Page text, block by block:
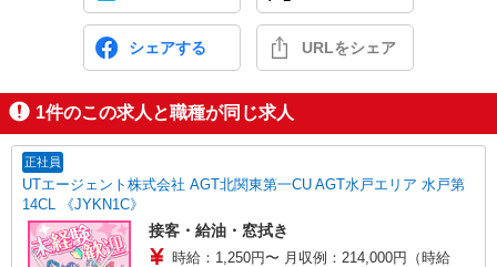
シェアする URLをシェア
1件のこの求人と職種が同じ求人
正社員
UTエージェント株式会社 AGT北関東第一CU AGT水戸エリア 水戸第
14CL 《JYKN1C》
接客・給油・窓拭き
時給：1,250円〜 月収例：214,000円（時給